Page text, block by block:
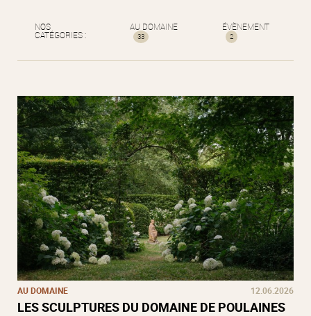
NOS
CATÉGORIES :
AU DOMAINE
33
ÉVÈNEMENT
2
AU DOMAINE 12.06.2026
LES SCULPTURES DU DOMAINE DE POULAINES